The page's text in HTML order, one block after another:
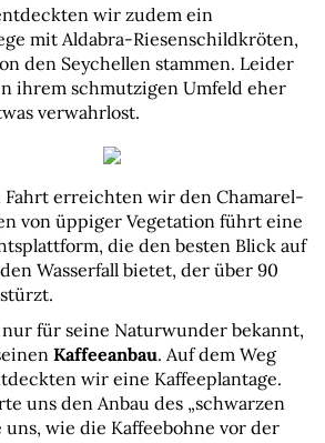
wir zudem ein
mit Aldabra-Riesenschildkröten,
den Seychellen stammen. Leider
ihrem schmutzigen Umfeld eher
verwahrlost.
erreichten wir den Chamarel-
von üppiger Vegetation führt eine
die den besten Blick auf
Wasserfall bietet, der über 90
für seine Naturwunder bekannt,
Kaffeeanbau. Auf dem Weg
wir eine Kaffeeplantage.
uns den Anbau des „schwarzen
uns, wie die Kaffeebohne vor der